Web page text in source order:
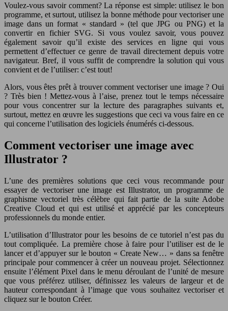
Voulez-vous savoir comment? La réponse est simple: utilisez le bon
programme, et surtout, utilisez la bonne méthode pour vectoriser une
image dans un format « standard » (tel que JPG ou PNG) et la
convertir en fichier SVG. Si vous voulez savoir, vous pouvez
également savoir qu’il existe des services en ligne qui vous
permettent d’effectuer ce genre de travail directement depuis votre
navigateur. Bref, il vous suffit de comprendre la solution qui vous
convient et de l’utiliser: c’est tout!
Alors, vous êtes prêt à trouver comment vectoriser une image ? Oui
? Très bien ! Mettez-vous à l’aise, prenez tout le temps nécessaire
pour vous concentrer sur la lecture des paragraphes suivants et,
surtout, mettez en œuvre les suggestions que ceci va vous faire en ce
qui concerne l’utilisation des logiciels énumérés ci-dessous.
Comment vectoriser une image avec
Illustrator ?
L’une des premières solutions que ceci vous recommande pour
essayer de vectoriser une image est Illustrator, un programme de
graphisme vectoriel très célèbre qui fait partie de la suite Adobe
Creative Cloud et qui est utilisé et apprécié par les concepteurs
professionnels du monde entier.
L’utilisation d’Illustrator pour les besoins de ce tutoriel n’est pas du
tout compliquée. La première chose à faire pour l’utiliser est de le
lancer et d’appuyer sur le bouton « Create New… » dans sa fenêtre
principale pour commencer à créer un nouveau projet. Sélectionnez
ensuite l’élément Pixel dans le menu déroulant de l’unité de mesure
que vous préférez utiliser, définissez les valeurs de largeur et de
hauteur correspondant à l’image que vous souhaitez vectoriser et
cliquez sur le bouton Créer.